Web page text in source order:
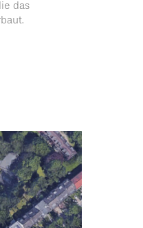
das